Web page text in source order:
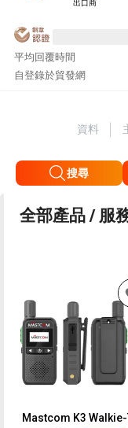
出口商
平均回覆時間
自登錄於貿發網
資料
搜尋
全部產品 / 服
Mastcom K3